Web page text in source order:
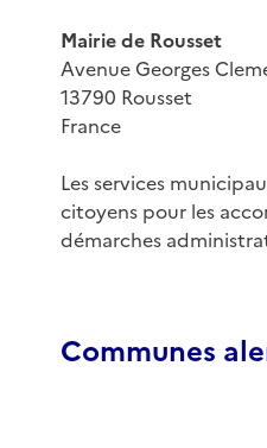
Mairie de Rousset
Avenue Georges
13790 Rousset
France
Les services
citoyens pour les
démarches
Communes